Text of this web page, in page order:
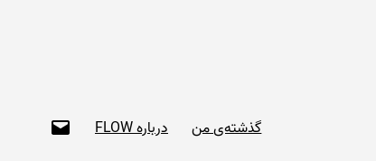
گذشته‌ی من درباره FLOW